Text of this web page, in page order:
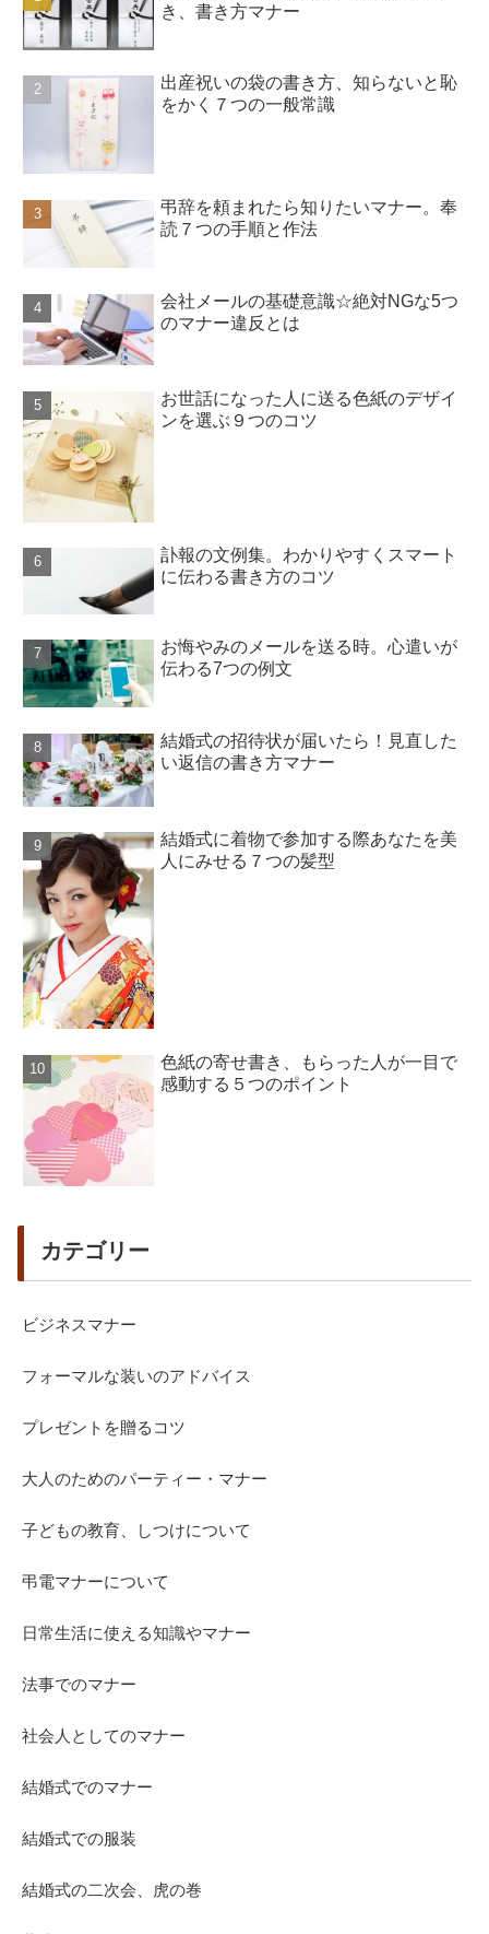
き、書き方マナー
出産祝いの袋の書き方、知らないと恥
をかく７つの一般常識
弔辞を頼まれたら知りたいマナー。奉
読７つの手順と作法
会社メールの基礎意識☆絶対NGな5つ
のマナー違反とは
お世話になった人に送る色紙のデザイ
ンを選ぶ９つのコツ
訃報の文例集。わかりやすくスマート
に伝わる書き方のコツ
お悔やみのメールを送る時。心遣いが
伝わる7つの例文
結婚式の招待状が届いたら！見直した
い返信の書き方マナー
結婚式に着物で参加する際あなたを美
人にみせる７つの髪型
色紙の寄せ書き、もらった人が一目で
感動する５つのポイント
カテゴリー
ビジネスマナー
フォーマルな装いのアドバイス
プレゼントを贈るコツ
大人のためのパーティー・マナー
子どもの教育、しつけについて
弔電マナーについて
日常生活に使える知識やマナー
法事でのマナー
社会人としてのマナー
結婚式でのマナー
結婚式での服装
結婚式の二次会、虎の巻